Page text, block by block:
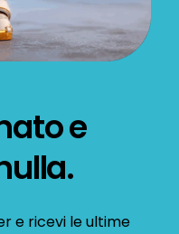
e
e ricevi le ultime